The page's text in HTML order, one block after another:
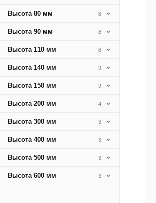
Высота 80 мм 8
Высота 90 мм 8
Высота 110 мм 8
Высота 140 мм 9
Высота 150 мм 9
Высота 200 мм 4
Высота 300 мм 3
Высота 400 мм 3
Высота 500 мм 3
Высота 600 мм 3